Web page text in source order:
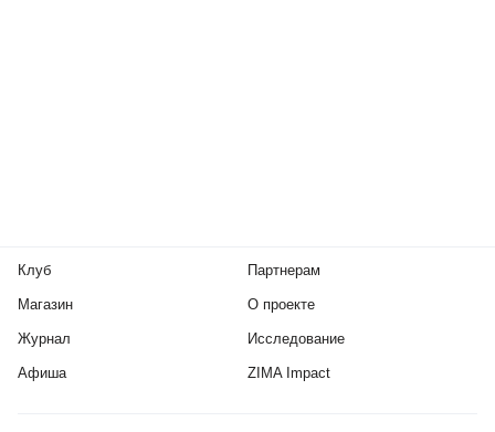
Клуб
Магазин
Журнал
Афиша
Партнерам
О проекте
Исследование
ZIMA Impact